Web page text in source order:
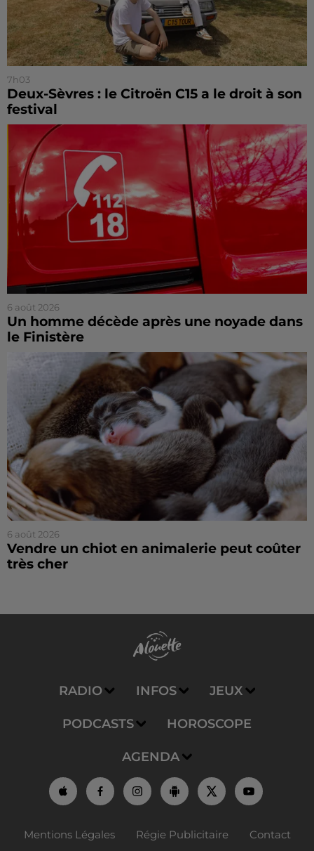
7h03
Deux-Sèvres : le Citroën C15 a le droit à son
festival
6 août 2026
Un homme décède après une noyade dans
le Finistère
6 août 2026
Vendre un chiot en animalerie peut coûter
très cher
RADIO INFOS JEUX
PODCASTS HOROSCOPE
AGENDA
Mentions Légales Régie Publicitaire Contact